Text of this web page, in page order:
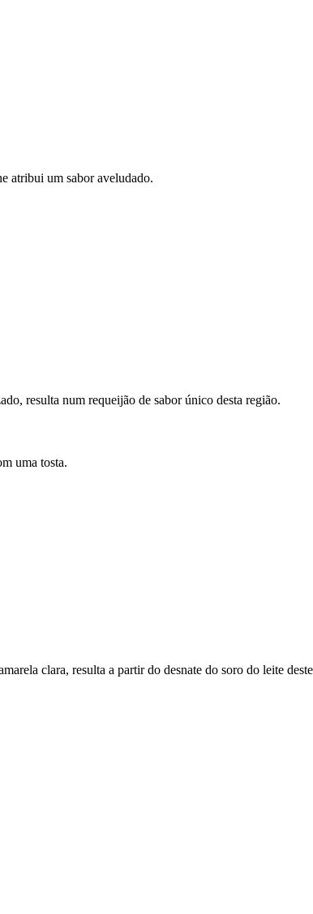
atribui um sabor aveludado.
resulta num requeijão de sabor único desta região.
uma tosta.
clara, resulta a partir do desnate do soro do leite